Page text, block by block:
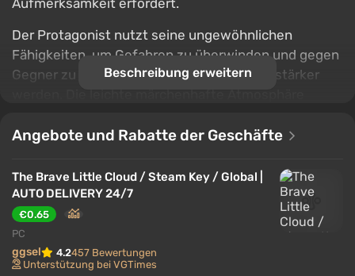
Aufmerksamkeit erfordert.
Der Protagonist nutzt seine ungewöhnlichen
Fähigkeiten, um Gefahren zu überwinden und gegen
Gegner zu kämpfen, die mit jedem Schritt stärker
einfachen, aber fesselnden Herausforderungen und
Rettung der eigenen Welt.
Beschreibung erweitern
Angebote und Rabatte der Geschäfte
The Brave Little Cloud / Steam Key / Global |
AUTO DELIVERY 24/7
€0.65
PC
ggsel 4.2457 Bewertungen
Unterstützung bei VGTimes